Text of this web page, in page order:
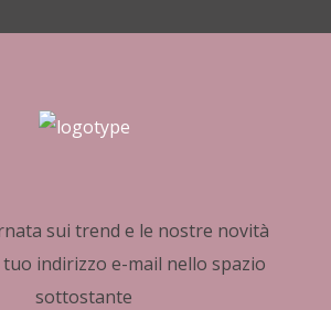
sui trend e le nostre novità
indirizzo e-mail nello spazio
sottostante